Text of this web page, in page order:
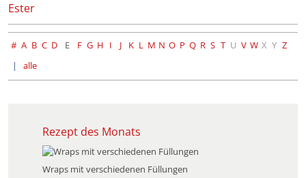
Ester
# A B C D E F G H I J K L M N O P Q R S T U V W X Y Z
alle
Rezept des Monats
Wraps mit verschiedenen Füllungen